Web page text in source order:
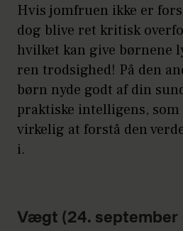
Hvis jomfruen ikke er
dog blive ret kritisk
hvilket kan give børnene
ren trodsighed! På den
børn nyde godt af din
praktiske intelligens,
virkelig at forstå den
i.
Vægt (24. september